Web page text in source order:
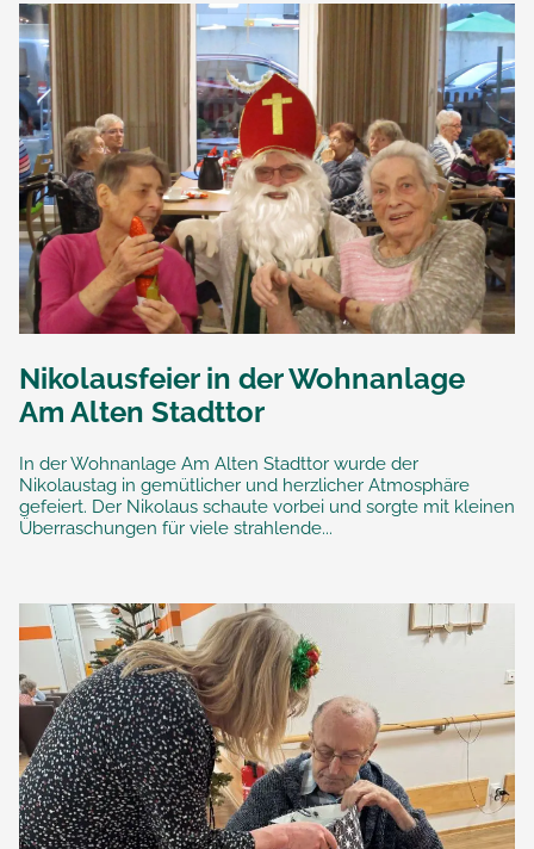
Nikolausfeier in der Wohnanlage
Am Alten Stadttor
In der Wohnanlage Am Alten Stadttor wurde der
Nikolaustag in gemütlicher und herzlicher Atmosphäre
gefeiert. Der Nikolaus schaute vorbei und sorgte mit kleinen
Überraschungen für viele strahlende...